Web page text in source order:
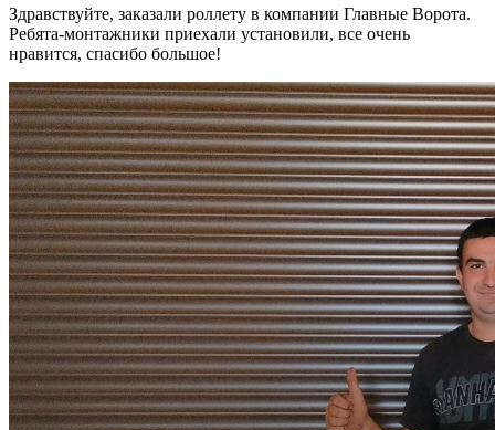
Здравствуйте, заказали роллету в компании Главные Ворота.
Ребята-монтажники приехали установили, все очень
нравится, спасибо большое!